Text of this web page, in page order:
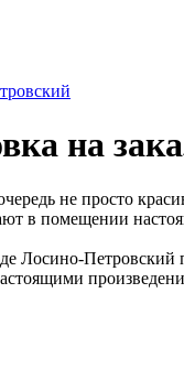
на
не просто
в помещении
Лосино-